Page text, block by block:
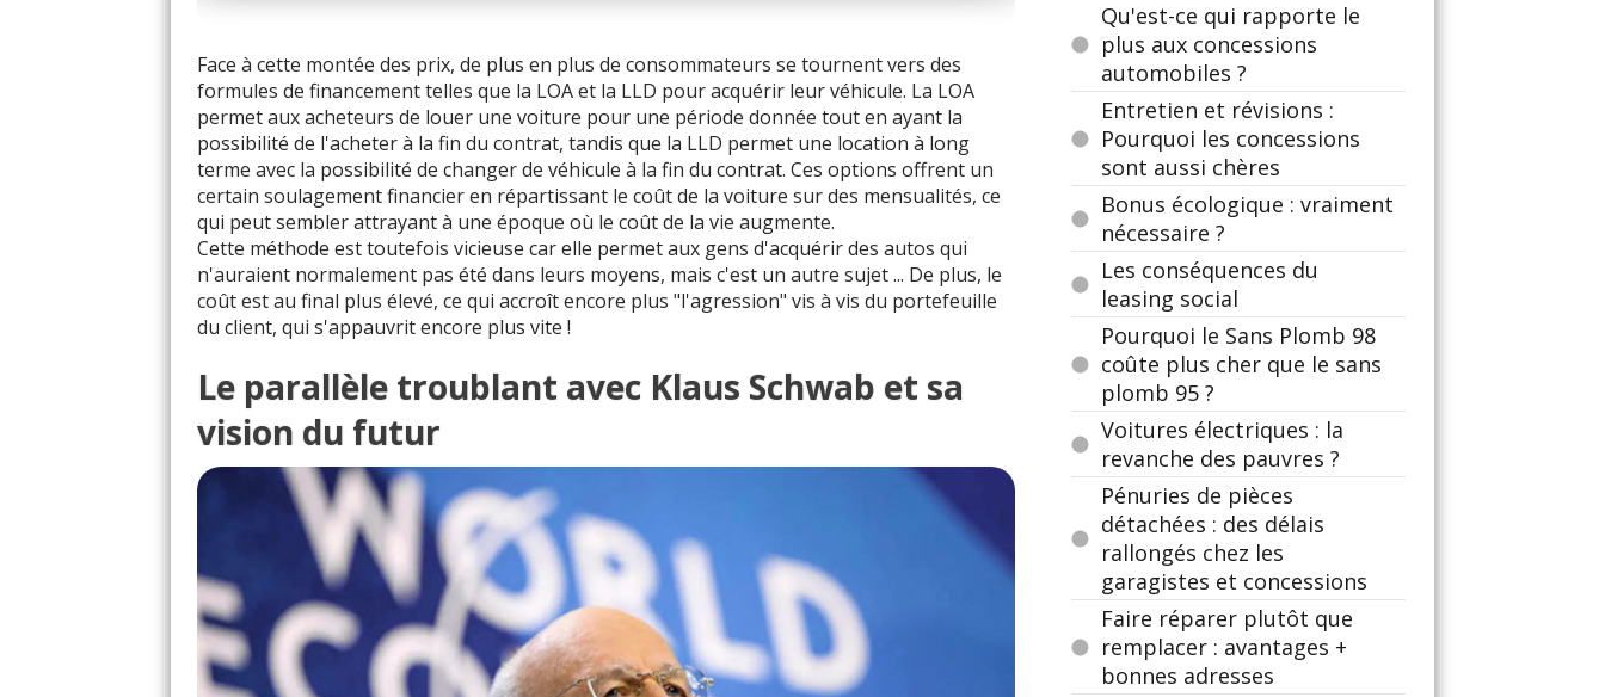
Face à cette montée des prix, de plus en plus de consommateurs se tournent vers des
formules de financement telles que la LOA et la LLD pour acquérir leur véhicule. La LOA
permet aux acheteurs de louer une voiture pour une période donnée tout en ayant la
possibilité de l'acheter à la fin du contrat, tandis que la LLD permet une location à long
terme avec la possibilité de changer de véhicule à la fin du contrat. Ces options offrent un
certain soulagement financier en répartissant le coût de la voiture sur des mensualités, ce
qui peut sembler attrayant à une époque où le coût de la vie augmente.
Cette méthode est toutefois vicieuse car elle permet aux gens d'acquérir des autos qui
n'auraient normalement pas été dans leurs moyens, mais c'est un autre sujet ... De plus, le
coût est au final plus élevé, ce qui accroît encore plus "l'agression" vis à vis du portefeuille
du client, qui s'appauvrit encore plus vite !
Le parallèle troublant avec Klaus Schwab et sa
vision du futur
Qu'est-ce qui rapporte le
plus aux concessions
automobiles ?
Entretien et révisions :
Pourquoi les concessions
sont aussi chères
Bonus écologique : vraiment
nécessaire ?
Les conséquences du
leasing social
Pourquoi le Sans Plomb 98
coûte plus cher que le sans
plomb 95 ?
Voitures électriques : la
revanche des pauvres ?
Pénuries de pièces
détachées : des délais
rallongés chez les
garagistes et concessions
Faire réparer plutôt que
remplacer : avantages +
bonnes adresses